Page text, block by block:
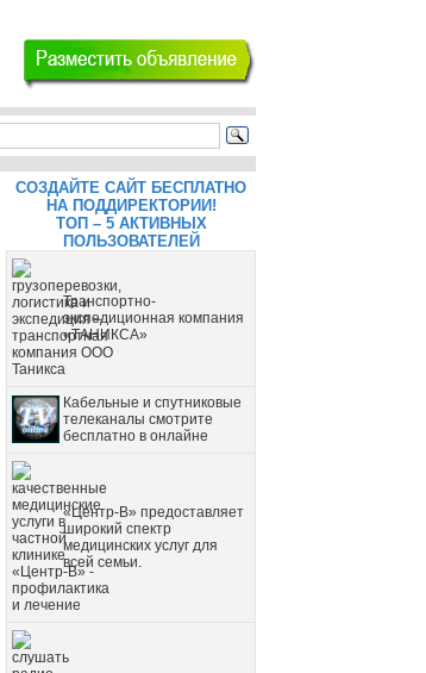
СОЗДАЙТЕ САЙТ БЕСПЛАТНО
НА ПОДДИРЕКТОРИИ!
ТОП – 5 АКТИВНЫХ
ПОЛЬЗОВАТЕЛЕЙ
Транспортно-
экспедиционная компания
«ТАНИКСА»
Кабельные и спутниковые
телеканалы смотрите
бесплатно в онлайне
«Центр-В» предоставляет
широкий спектр
медицинских услуг для
всей семьи.